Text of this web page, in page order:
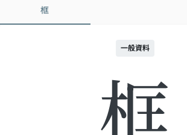
框
一般資料
框